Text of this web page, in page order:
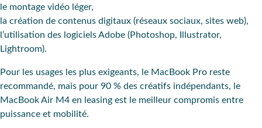
le montage vidéo léger,
la création de contenus digitaux (réseaux sociaux, sites web),
l’utilisation des logiciels Adobe (Photoshop, Illustrator,
Lightroom).
Pour les usages les plus exigeants, le MacBook Pro reste
recommandé, mais pour 90 % des créatifs indépendants, le
MacBook Air M4 en leasing est le meilleur compromis entre
puissance et mobilité.